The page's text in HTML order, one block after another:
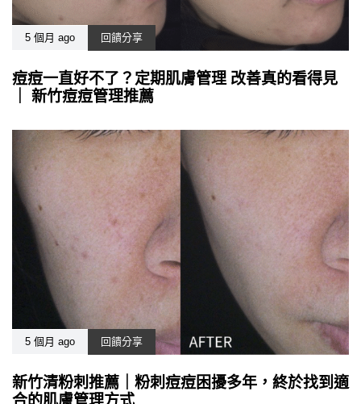
5 個月 ago 回饋分享
痘痘一直好不了？定期肌膚管理 改善真的看得見
｜ 新竹痘痘管理推薦
5 個月 ago 回饋分享
新竹清粉刺推薦｜粉刺痘痘困擾多年，終於找到適
合的肌膚管理方式